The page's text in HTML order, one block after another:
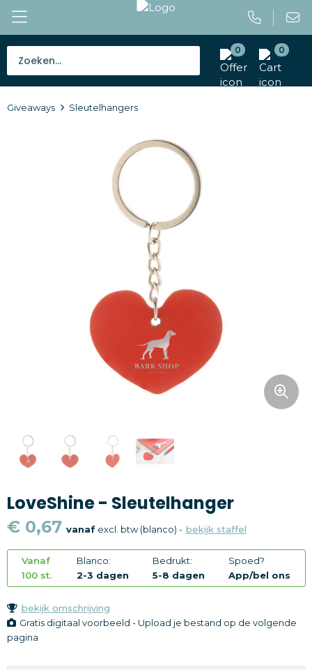
0 0
Tassen
Gereedschap en veiligheid
Kantoorartikelen
Gadgets
Textiel
Thema
Merken
Giveaways Sleutelhangers
LoveShine - Sleutelhanger
€ 0,67 vanafexcl. btw (blanco) - bekijk staffel
Vanaf
100 st.
Blanco:
2-3 dagen
Bedrukt:
5-8 dagen
Spoed?
App/bel ons
bekijk omschrijving
Gratis digitaal voorbeeld - Upload je bestand op de volgende
pagina